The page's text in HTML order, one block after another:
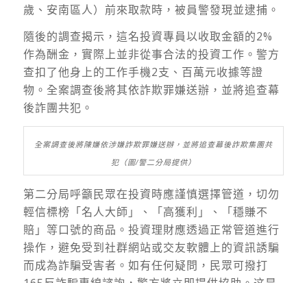
歲、安南區人）前來取款時，被員警發現並逮捕。
隨後的調查揭示，這名投資專員以收取金額的2%
作為酬金，實際上並非從事合法的投資工作。警方
查扣了他身上的工作手機2支、百萬元收據等證
物。全案調查後將其依詐欺罪嫌送辦，並將追查幕
後詐團共犯。
全案調查後將陳嫌依涉嫌詐欺罪嫌送辦，並將追查幕後詐欺集團共
犯（圖/警二分局提供）
第二分局呼籲民眾在投資時應謹慎選擇管道，切勿
輕信標榜「名人大師」、「高獲利」、「穩賺不
賠」等口號的商品。投資理財應透過正常管道進行
操作，避免受到社群網站或交友軟體上的資訊誘騙
而成為詐騙受害者。如有任何疑問，民眾可撥打